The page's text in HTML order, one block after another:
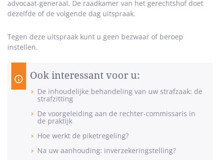
advocaat-generaal. De raadkamer van het gerechtshof doet
dezelfde of de volgende dag uitspraak.
Tegen deze uitspraak kunt u geen bezwaar of beroep
instellen.
Ook interessant voor u:
De inhoudelijke behandeling van uw strafzaak: de
strafzitting
De voorgeleiding aan de rechter-commissaris in
de praktijk
Hoe werkt de piketregeling?
Na uw aanhouding: inverzekeringstelling?